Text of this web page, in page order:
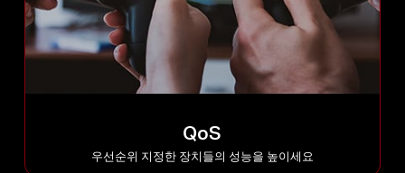
QoS
우선순위 지정한 장치들의 성능을 높이세요